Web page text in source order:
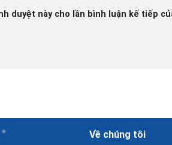
duyệt này cho lần bình luận kế tiếp
Về chúng tôi